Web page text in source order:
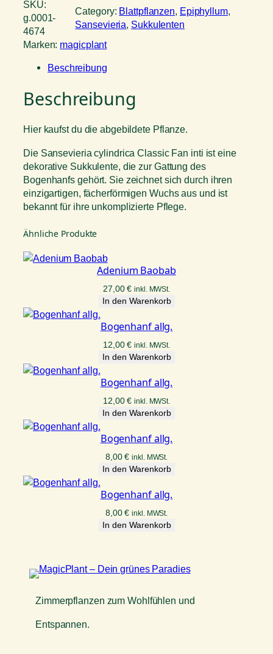
a
n
s
e
a
y
l
i
n
d
i
a
s
F
n
t
e
n
SKU:
g.0001-
4674
Category: Blattpflanzen, Epiphyllum
Sansevieria, Sukkulenten
Marken: magicplant
Beschreibung
Beschreibung
Hier kaufst du die abgebildete Pflanze.
Die Sansevieria cylindrica Classic Fan inti ist eine
dekorative Sukkulente, die zur Gattung des
Bogenhanfs gehört. Sie zeichnet sich durch ihren
einzigartigen, fächerförmigen Wuchs aus und ist
bekannt für ihre unkomplizierte Pflege.
Ähnliche Produkte
Adenium Baobab
27,00€ inkl. MWSt.
In den Warenkorb
Bogenhanf allg.
12,00€ inkl. MWSt.
In den Warenkorb
Bogenhanf allg.
12,00€ inkl. MWSt.
In den Warenkorb
Bogenhanf allg.
8,00€ inkl. MWSt.
In den Warenkorb
Bogenhanf allg.
8,00€ inkl. MWSt.
In den Warenkorb
Zimmerpflanzen zum Wohlfühlen und
Entspannen.